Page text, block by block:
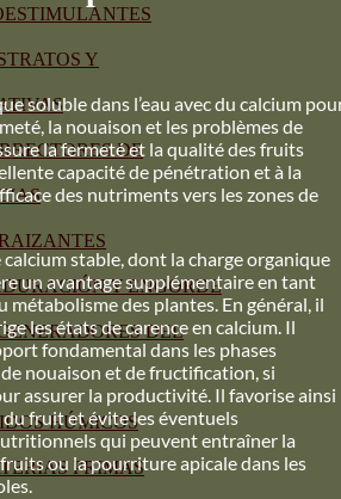
Y
DE
Y ENGORDE
DEL
HÚMICOS
PRIMAS
soluble dans l’eau avec du calcium
la nouaison et les problèmes de
la fermeté et la qualité des fruits
capacité de pénétration et à la
des nutriments vers les zones de
stable, dont la charge organique
un avantage supplémentaire en tant
métabolisme des plantes. En général, il
les états de carence en calcium. Il
fondamental dans les phases
nouaison et de fructification, si
assurer la productivité. Il favorise ainsi
fruit et évite les éventuels
qui peuvent entraîner la
ou la pourriture apicale dans les